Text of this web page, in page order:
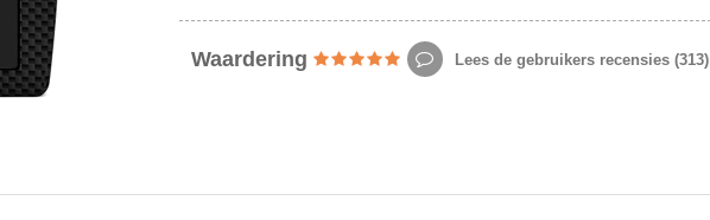
Waardering Lees de gebruikers recensies (313)